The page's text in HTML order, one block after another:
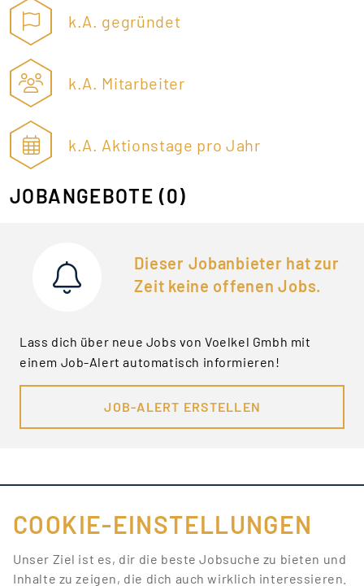
k.A. gegründet
k.A. Mitarbeiter
k.A. Aktionstage pro Jahr
JOBANGEBOTE (0)
Dieser Jobanbieter hat zur
Zeit keine offenen Jobs.
Lass dich über neue Jobs von Voelkel Gmbh mit
einem Job-Alert automatisch informieren!
JOB-ALERT ERSTELLEN
FÜR JOBANBIETER
LINKS
COOKIE-EINSTELLUNGEN
Unser Ziel ist es, dir die beste Jobsuche zu bieten und
Inhalte zu zeigen, die dich auch wirklich interessieren.